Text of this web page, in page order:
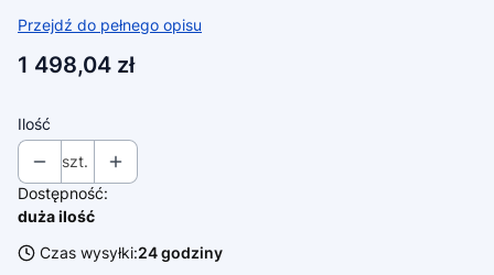
Przejdź do pełnego opisu
Cena
1 498,04 zł
Ilość
szt.
Dostępność:
duża ilość
Czas wysyłki:24 godziny